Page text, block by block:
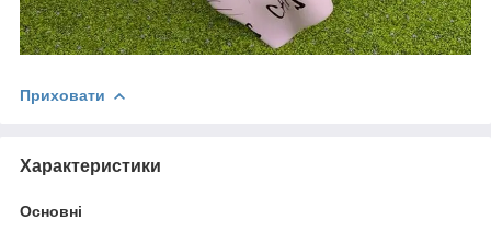
Приховати
Характеристики
Основні